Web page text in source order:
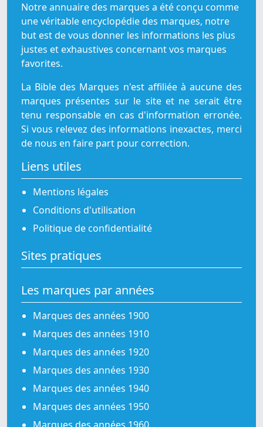
Notre annuaire des marques a été conçu comme
une véritable encyclopédie des marques, notre
but est de vous donner les informations les plus
justes et exhaustives concernant vos marques
favorites.
La Bible des Marques n'est affiliée à aucune des
marques présentes sur le site et ne serait être
tenu responsable en cas d'information erronée.
Si vous relevez des informations inexactes, merci
de nous en faire part pour correction.
Liens utiles
Mentions légales
Conditions d'utilisation
Politique de confidentialité
Sites pratiques
Les marques par années
Marques des années 1900
Marques des années 1910
Marques des années 1920
Marques des années 1930
Marques des années 1940
Marques des années 1950